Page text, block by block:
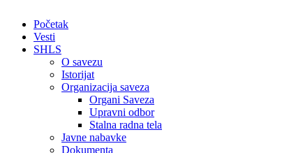
Početak
Vesti
SHLS
O savezu
Istorijat
Organizacija saveza
Organi Saveza
Upravni odbor
Stalna radna tela
Javne nabavke
Dokumenta